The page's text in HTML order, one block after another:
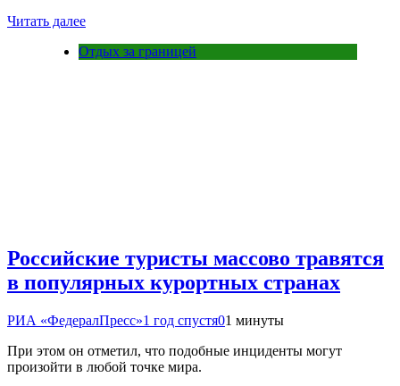
Читать далее
Отдых за границей
Российские туристы массово травятся
в популярных курортных странах
РИА «ФедералПресс»1 год спустя01 минуты
При этом он отметил, что подобные инциденты могут
произойти в любой точке мира.